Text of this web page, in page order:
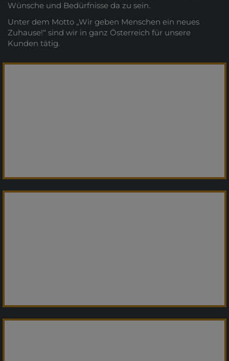
Wünsche und Bedürfnisse da zu sein.
Unter dem Motto „Wir geben Menschen ein neues
Zuhause!“ sind wir in ganz Österreich für unsere
Kunden tätig.